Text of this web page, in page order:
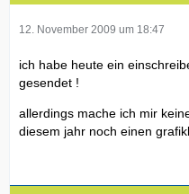
12. November 2009 um 18:47
ich habe heute ein
gesendet !
allerdings mache ich mir
diesem jahr noch einen